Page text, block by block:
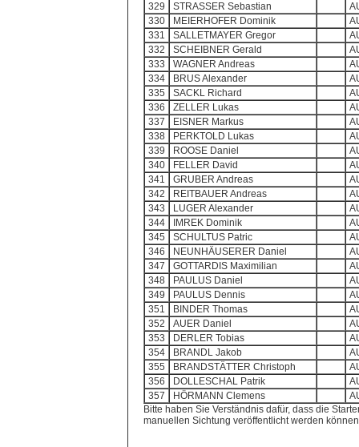
329
STRASSER Sebastian
330
MEIERHOFER Dominik
331
SALLETMAYER Gregor
332
SCHEIBNER Gerald
333
WAGNER Andreas
334
BRUS Alexander
335
SACKL Richard
336
ZELLER Lukas
337
EISNER Markus
338
PERKTOLD Lukas
339
ROOSE Daniel
340
FELLER David
341
GRUBER Andreas
342
REITBAUER Andreas
343
LUGER Alexander
344
IMREK Dominik
345
SCHULTUS Patric
346
NEUNHÄUSERER Daniel
347
GOTTARDIS Maximilian
348
PAULUS Daniel
349
PAULUS Dennis
351
BINDER Thomas
352
AUER Daniel
353
DERLER Tobias
354
BRANDL Jakob
355
BRANDSTÄTTER Christoph
356
DOLLESCHAL Patrik
357
HÖRMANN Clemens
Bitte haben Sie Verständnis dafür, dass die
manuellen Sichtung veröffentlicht werden